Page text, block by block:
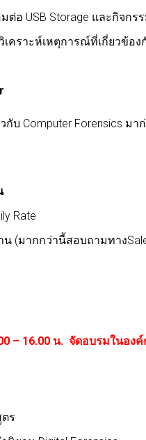
ต่อ USB Storage และกิจกร
คราะห์เหตุการณ์ที่เกี่ยวข้อ
กับ Computer Forensics มา
Rate
น (มากกว่านี้สอบถามทาง
– 16.00 น. จัดอบรมในอง
ร